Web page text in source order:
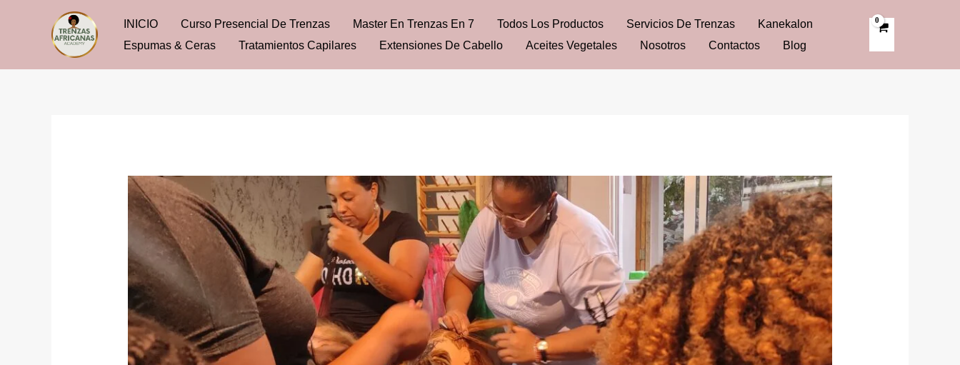
INICIO Curso Presencial De Trenzas Master En Trenzas En 7 Todos Los Productos Servicios De Trenzas
Kanekalon
Espumas & Ceras
Tratamientos Capilares Extensiones De Cabello Aceites Vegetales Nosotros Contactos Blog